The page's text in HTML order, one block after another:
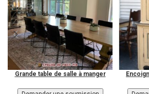
Grande table de salle à manger